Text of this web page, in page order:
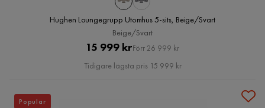
Hughen Loungegrupp Utomhus 5-sits, Beige/Svart
Beige/Svart
Pris
15 999 krOriginal
Pris
Förr 26 999 kr
Tidigare lägsta pris 15 999 kr
Populär